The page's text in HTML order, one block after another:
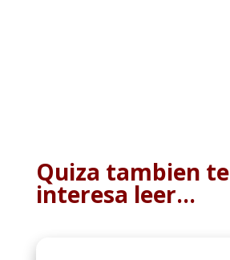
Quiza tambien te
interesa leer…